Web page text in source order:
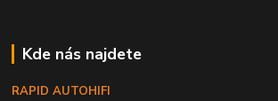
Kde nás najdete
RAPID AUTOHIFI